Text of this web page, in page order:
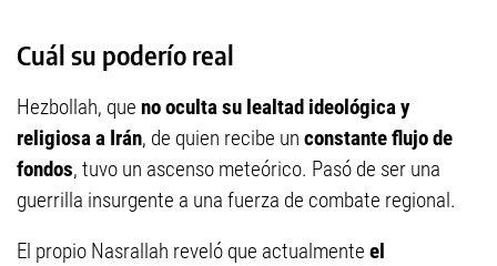
Cuál su poderío real
Hezbollah, que no oculta su lealtad ideológica y
religiosa a Irán, de quien recibe un constante flujo de
fondos, tuvo un ascenso meteórico. Pasó de ser una
guerrilla insurgente a una fuerza de combate regional.
El propio Nasrallah reveló que actualmente el